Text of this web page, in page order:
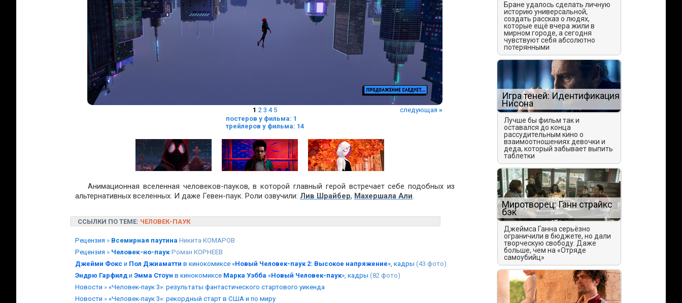
1 2 3 4 5 следующая »
постеров у фильма: 1
трейлеров у фильма: 14
Анимационная вселенная человеков-пауков, в которой главный герой встречает себе подобных из
альтернативных вселенных. И даже Гевен-паук. Роли озвучили: Лив Шрайбер, Махершала Али.
ССЫЛКИ ПО ТЕМЕ: ЧЕЛОВЕК-ПАУК
Рецензия » Всемирная паутина Никита КОМАРОВ
Рецензия » Человек-но-паук Роман КОРНЕЕВ
Джейми Фокс и Пол Джиаматти в кинокомиксе «Новый Человек-паук 2: Высокое напряжение», кадры (43 фото)
Эндрю Гарфилд и Эмма Стоун в кинокомиксе Марка Уэбба «Новый Человек-паук», кадры (82 фото)
Новости » «Человек-паук 3»: результаты фантастического стартового уикенда
Новости » «Человек-паук 3»: рекордный старт в США и по миру
Бране удалось сделать личную
историю универсальной,
создать рассказ о людях,
которые ещё вчера жили в
мирном городе, а сегодня
чувствуют себя абсолютно
потерянными
Игра теней: Идентификация
Нисона
Лучше бы фильм так и
оставался до конца
рассудительным кино о
взаимоотношениях девочки и
деда, который забывает выпить
таблетки
Миротворец: Ганн страйкс
бэк
Джеймса Ганна серьёзно
ограничили в бюджете, но дали
творческую свободу. Даже
больше, чем на «Отряде
самоубийц»